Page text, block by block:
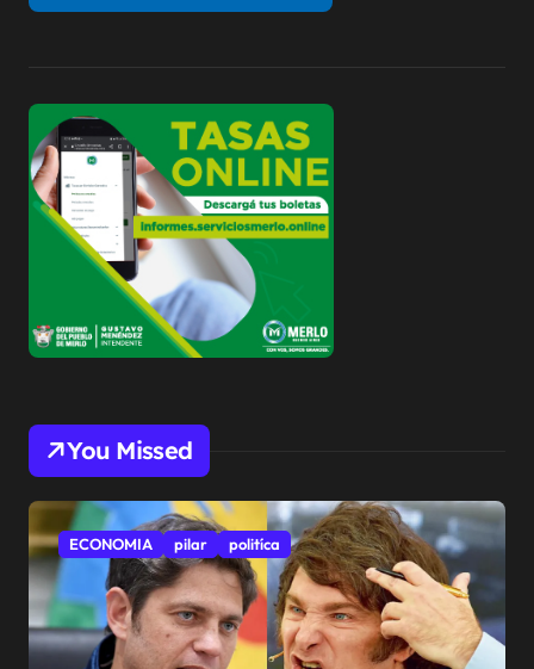
You Missed
ECONOMIA pilar politíca